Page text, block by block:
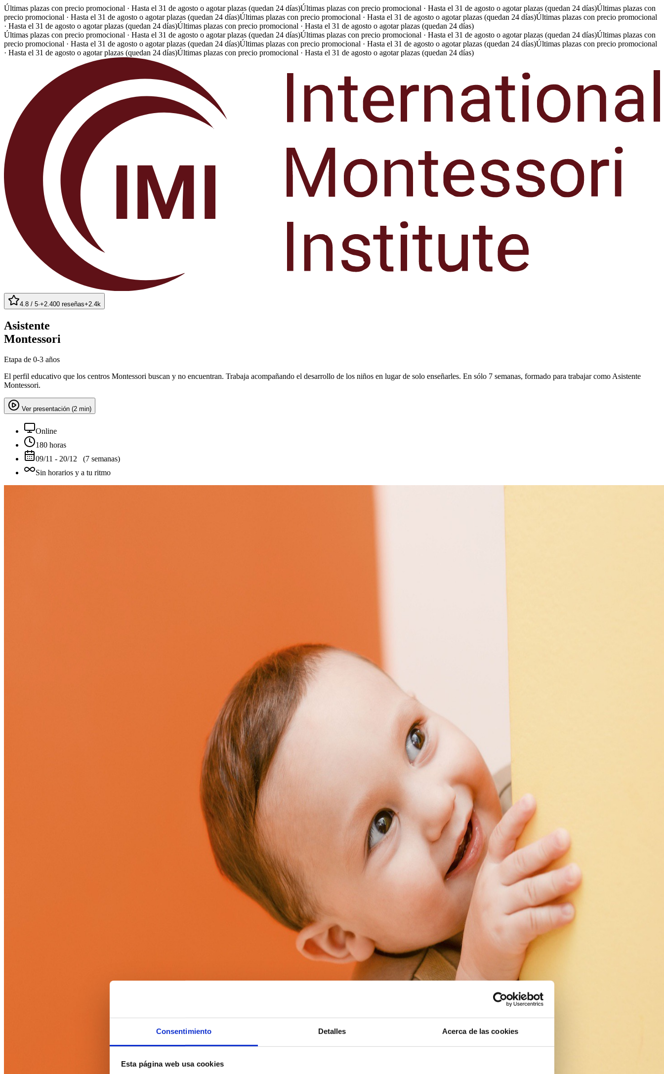
Consentimiento Detalles Acerca de las cookies
Esta página web usa cookies
Últimas plazas con precio promocional · Hasta el 31 de agosto o agotar plazas (quedan 24 días)Últimas plazas con precio promocional · Hasta el 31 de agosto o agotar plazas (quedan 24 días)Últimas plazas con
precio promocional · Hasta el 31 de agosto o agotar plazas (quedan 24 días)Últimas plazas con precio promocional · Hasta el 31 de agosto o agotar plazas (quedan 24 días)Últimas plazas con precio promocional
· Hasta el 31 de agosto o agotar plazas (quedan 24 días)Últimas plazas con precio promocional · Hasta el 31 de agosto o agotar plazas (quedan 24 días)
Últimas plazas con precio promocional · Hasta el 31 de agosto o agotar plazas (quedan 24 días)Últimas plazas con precio promocional · Hasta el 31 de agosto o agotar plazas (quedan 24 días)Últimas plazas con
precio promocional · Hasta el 31 de agosto o agotar plazas (quedan 24 días)Últimas plazas con precio promocional · Hasta el 31 de agosto o agotar plazas (quedan 24 días)Últimas plazas con precio promocional
· Hasta el 31 de agosto o agotar plazas (quedan 24 días)Últimas plazas con precio promocional · Hasta el 31 de agosto o agotar plazas (quedan 24 días)
4.8 / 5·+2.400 reseñas+2.4k
Asistente
Montessori
Etapa de 0-3 años
El perfil educativo que los centros Montessori buscan y no encuentran. Trabaja acompañando el desarrollo de los niños en lugar de solo enseñarles. En sólo 7 semanas, formado para trabajar comoAsistente
Montessori.
Ver presentación (2 min)
Online
180 horas
09/11 - 20/12 (7 semanas)
Sin horarios y a tu ritmo